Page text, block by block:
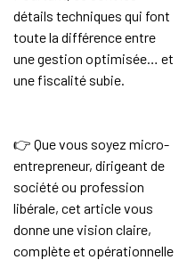
détails techniques qui font
toute la différence entre
une gestion optimisée… et
une fiscalité subie.
👉 Que vous soyez micro-
entrepreneur, dirigeant de
société ou profession
libérale, cet article vous
donne une vision claire,
complète et opérationnelle